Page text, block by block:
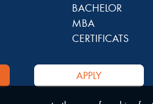
BACHELOR
MBA
CERTIFICATS
APPLY